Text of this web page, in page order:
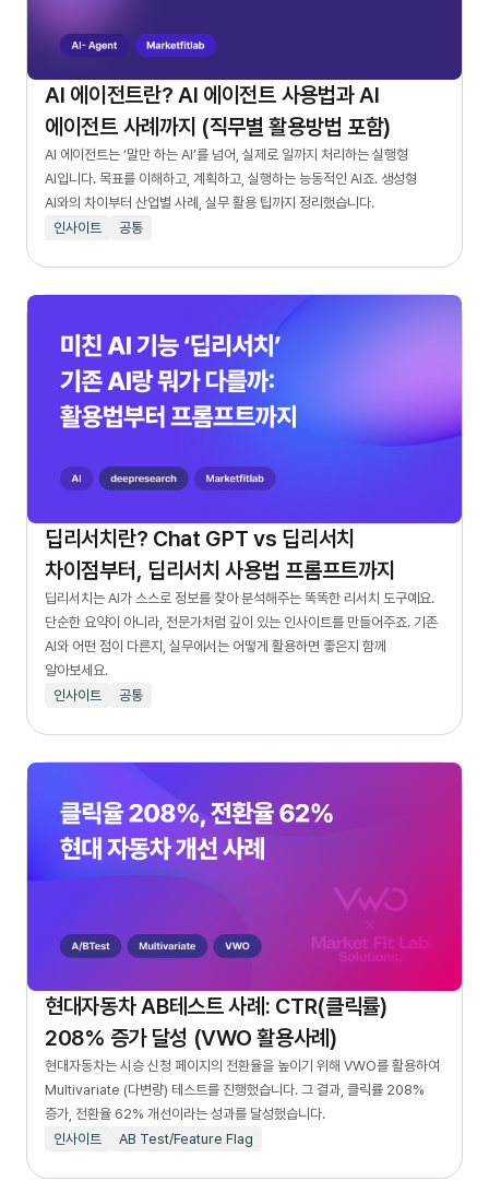
AI 에이전트란? AI 에이전트 사용법과 AI
에이전트 사례까지 (직무별 활용방법 포함)
AI 에이전트는 ‘말만 하는 AI’를 넘어, 실제로 일까지 처리하는 실행형
AI입니다. 목표를 이해하고, 계획하고, 실행하는 능동적인 AI죠. 생성형
AI와의 차이부터 산업별 사례, 실무 활용 팁까지 정리했습니다.
인사이트
공통
딥리서치란? Chat GPT vs 딥리서치
차이점부터, 딥리서치 사용법 프롬프트까지
딥리서치는 AI가 스스로 정보를 찾아 분석해주는 똑똑한 리서치 도구예요.
단순한 요약이 아니라, 전문가처럼 깊이 있는 인사이트를 만들어주죠. 기존
AI와 어떤 점이 다른지, 실무에서는 어떻게 활용하면 좋은지 함께
알아보세요.
인사이트
공통
현대자동차 AB테스트 사례: CTR(클릭률)
208% 증가 달성 (VWO 활용사례)
현대자동차는 시승 신청 페이지의 전환율을 높이기 위해 VWO를 활용하여
Multivariate (다변량) 테스트를 진행했습니다. 그 결과, 클릭률 208%
증가, 전환율 62% 개선이라는 성과를 달성했습니다.
인사이트
AB Test/Feature Flag